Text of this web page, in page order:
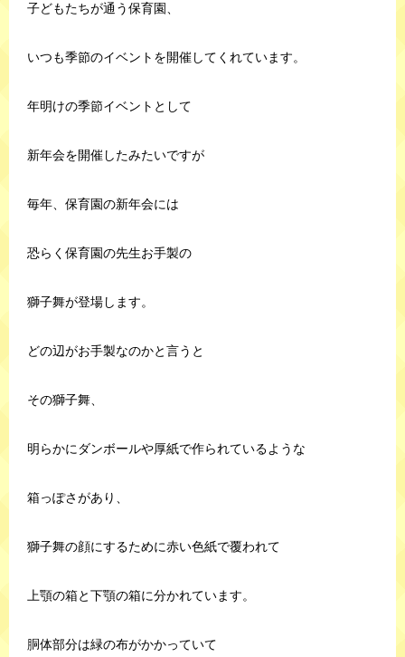
子どもたちが通う保育園、
いつも季節のイベントを開催してくれています。
年明けの季節イベントとして
新年会を開催したみたいですが
毎年、保育園の新年会には
恐らく保育園の先生お手製の
獅子舞が登場します。
どの辺がお手製なのかと言うと
その獅子舞、
明らかにダンボールや厚紙で作られているような
箱っぽさがあり、
獅子舞の顔にするために赤い色紙で覆われて
上顎の箱と下顎の箱に分かれています。
胴体部分は緑の布がかかっていて